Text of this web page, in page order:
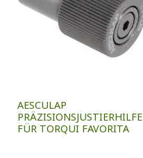
AESCULAP
PRÄZISIONSJUSTIERHILFE
FÜR TORQUI FAVORITA